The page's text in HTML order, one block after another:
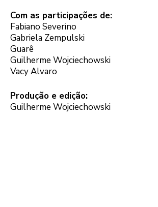
Com as participações de:
Fabiano Severino
Gabriela Zempulski
Guarê
Guilherme Wojciechowski
Vacy Alvaro
Produção e edição:
Guilherme Wojciechowski